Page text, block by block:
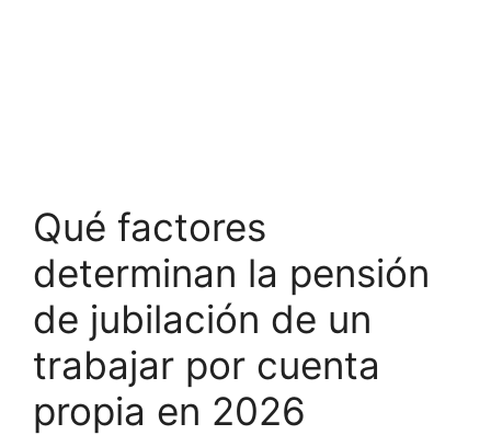
Qué factores
determinan la pensión
de jubilación de un
trabajar por cuenta
propia en 2026